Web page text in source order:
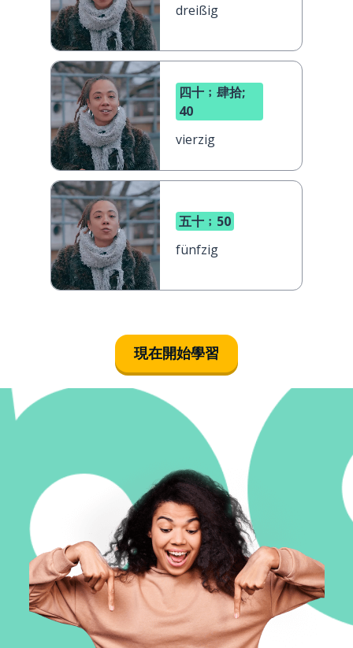
dreißig
四十﹔肆拾;
40
vierzig
五十﹔50
fünfzig
現在開始學習